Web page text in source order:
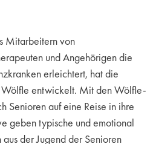
Mitarbeitern von
und Angehörigen die
erleichtert, hat die
entwickelt. Mit den Wölfle-
Senioren auf eine Reise in ihre
geben typische und emotional
der Jugend der Senioren